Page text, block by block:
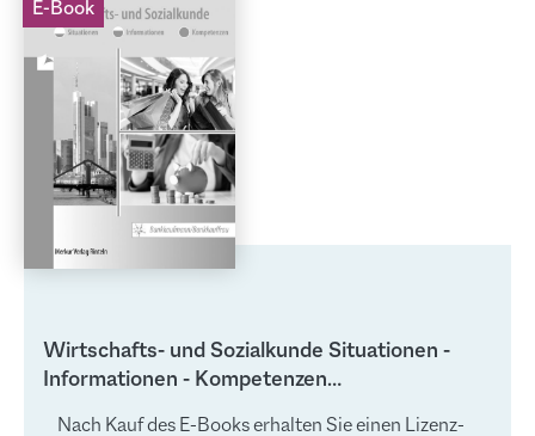
E-Book
Wirtschafts- und Sozialkunde Situationen -
Informationen - Kompetenzen